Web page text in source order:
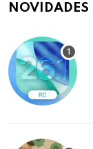
NOVIDADES